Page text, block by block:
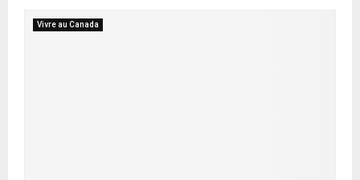
Vivre au Canada